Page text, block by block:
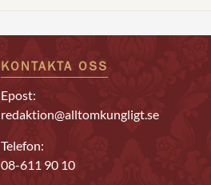
KONTAKTA OSS
Epost:
redaktion@alltomkungligt.se
Telefon:
08-611 90 10